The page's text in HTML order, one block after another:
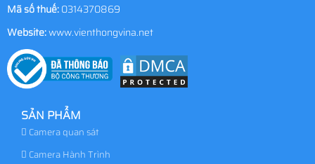
Mã số thuế:0314370869
Website:www.vienthongvina.net
SẢN PHẨM
Camera quan sát
Camera Hành Trình